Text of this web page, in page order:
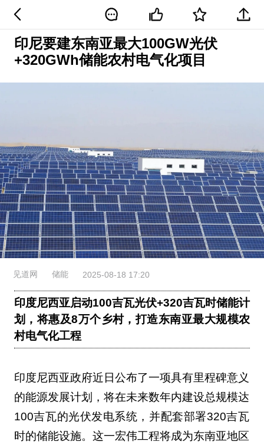
印尼要建东南亚最大100GW光伏
+320GWh储能农村电气化项目
见道网 储能 2025-08-18 17:20
印度尼西亚启动100吉瓦光伏+320吉瓦时储能计
划，将惠及8万个乡村，打造东南亚最大规模农
村电气化工程
印度尼西亚政府近日公布了一项具有里程碑意义
的能源发展计划，将在未来数年内建设总规模达
100吉瓦的光伏发电系统，并配套部署320吉瓦
时的储能设施。这一宏伟工程将成为东南亚地区